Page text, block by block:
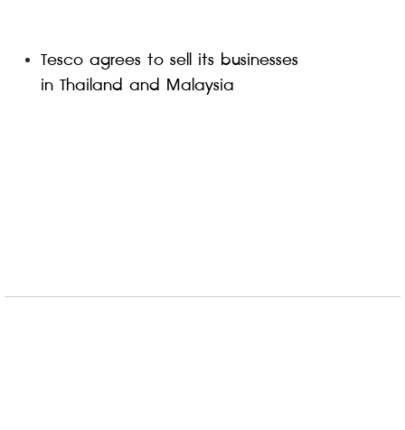
Tesco agrees to sell its businesses
in Thailand and Malaysia